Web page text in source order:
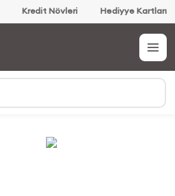
Kredit Növləri Hədiyyə Kartları